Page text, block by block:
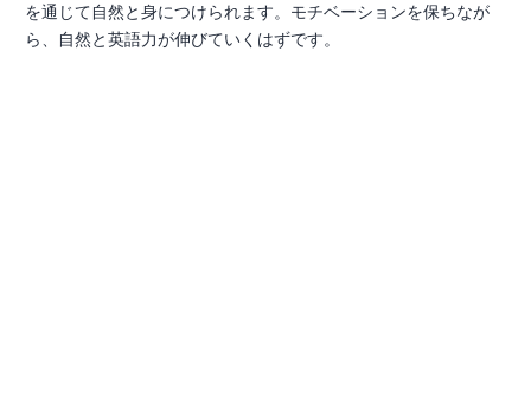
を通じて自然と身につけられます。モチベーションを保ちなが
ら、自然と英語力が伸びていくはずです。